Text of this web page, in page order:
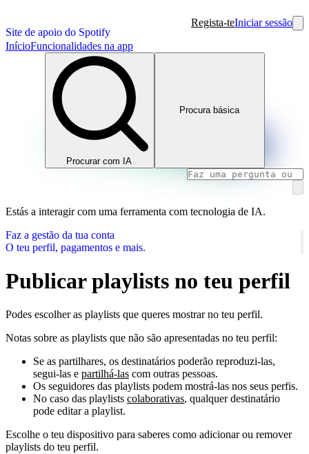
Site de apoio do Spotify
Regista-teIniciar sessão
InícioFuncionalidades na app
Procurar com IA
Procura básica
Estás a interagir com uma ferramenta com tecnologia de IA.
Faz a gestão da tua conta
O teu perfil, pagamentos e mais.
Publicar playlists no teu perfil
Podes escolher as playlists que queres mostrar no teu perfil.
Notas sobre as playlists que não são apresentadas no teu perfil:
Se as partilhares, os destinatários poderão reproduzi-las,
segui-las e partilhá-las com outras pessoas.
Os seguidores das playlists podem mostrá-las nos seus perfis.
No caso das playlists colaborativas, qualquer destinatário
pode editar a playlist.
Escolhe o teu dispositivo para saberes como adicionar ou remover
playlists do teu perfil.